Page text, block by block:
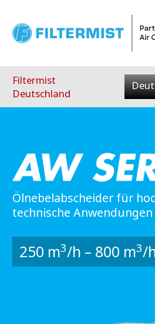
Filtermist
Deutschland
Ölnebelabscheider für
technische Anwendungen
250 m3/h – 800 m3/